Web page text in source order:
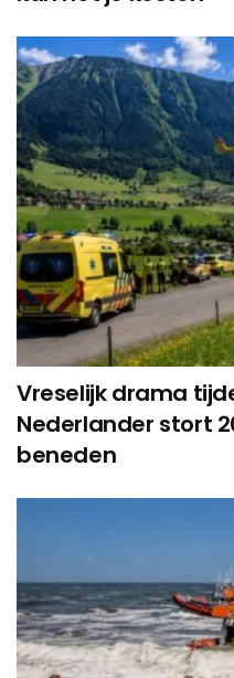
Vreselijk drama
Nederlander stort
beneden